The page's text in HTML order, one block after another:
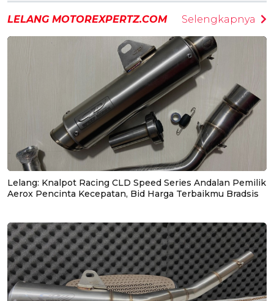
LELANG MOTOREXPERTZ.COM Selengkapnya
Lelang: Knalpot Racing CLD Speed Series Andalan Pemilik
Aerox Pencinta Kecepatan, Bid Harga Terbaikmu Bradsis